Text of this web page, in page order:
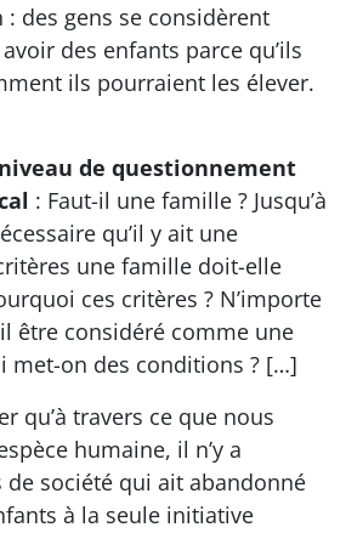
des gens se considèrent
des enfants parce qu’ils
ils pourraient les élever.
de questionnement
: Faut-il une famille ? Jusqu’à
qu’il y ait une
une famille doit-elle
ces critères ? N’importe
être considéré comme une
met-on des conditions ? […]
qu’à travers ce que nous
humaine, il n’y a
société qui ait abandonné
à la seule initiative